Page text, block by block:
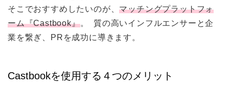
そこでおすすめしたいのが、マッチングプラットフォ
ーム『Castbook』。 質の高いインフルエンサーと企
業を繋ぎ、PRを成功に導きます。
Castbookを使用する４つのメリット